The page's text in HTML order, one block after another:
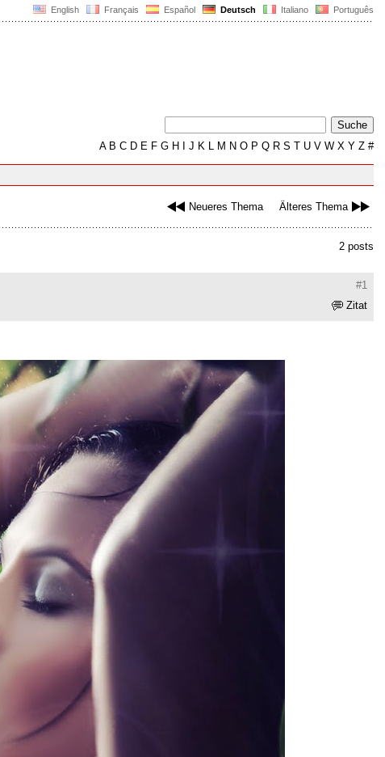
English Français Español Deutsch Italiano Português
AB C D E F G H J K L M N O P Q R S T U V W X Y Z #
Neueres Thema Älteres Thema
2 posts
#1
Zitat